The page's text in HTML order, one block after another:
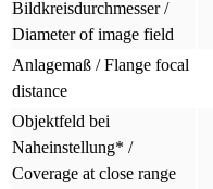
Bildkreisdurchmesser /
Diameter of image field
Anlagemaß / Flange focal
distance
Objektfeld bei
Naheinstellung* /
Coverage at close range